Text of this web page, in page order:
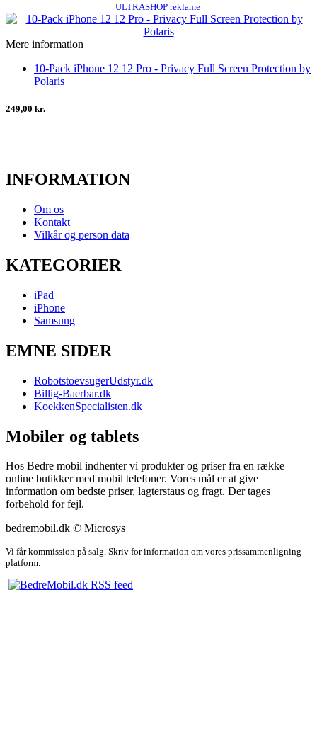
ULTRASHOP reklame
Mere information
10-Pack iPhone 12 12 Pro - Privacy Full Screen Protection by
Polaris
249,00 kr.
INFORMATION
Om os
Kontakt
Vilkår og person data
KATEGORIER
iPad
iPhone
Samsung
EMNE SIDER
RobotstoevsugerUdstyr.dk
Billig-Baerbar.dk
KoekkenSpecialisten.dk
Mobiler og tablets
Hos Bedre mobil indhenter vi produkter og priser fra en række
online butikker med mobil telefoner. Vores mål er at give
information om bedste priser, lagterstaus og fragt. Der tages
forbehold for fejl.
bedremobil.dk © Microsys
Vi får kommission på salg. Skriv for information om vores prissammenligning
platform.